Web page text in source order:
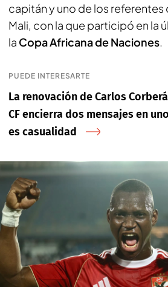
capitán y uno de los referentes
Mali, con la que participó en la
la Copa Africana de Naciones.
PUEDE INTERESARTE
La renovación de Carlos
CF encierra dos mensajes en
es casualidad